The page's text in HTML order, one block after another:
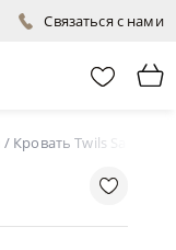
Связаться с нами
/ Кровать Twils Sail